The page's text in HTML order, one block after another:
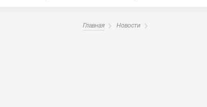
Главная Новости